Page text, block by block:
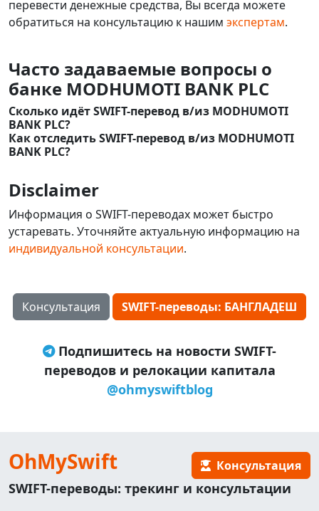
перевести денежные средства, Вы всегда можете
обратиться на консультацию к нашим экспертам.
Часто задаваемые вопросы о
банке MODHUMOTI BANK PLC
Сколько идёт SWIFT-перевод в/из MODHUMOTI
BANK PLC?
Как отследить SWIFT-перевод в/из MODHUMOTI
BANK PLC?
Disclaimer
Информация о SWIFT-переводах может быстро
устаревать. Уточняйте актуальную информацию на
индивидуальной консультации.
Консультация SWIFT-переводы: БАНГЛАДЕШ
Подпишитесь на новости SWIFT-
переводов и релокации капитала
@ohmyswiftblog
OhMySwift Консультация
SWIFT-переводы: трекинг и консультации